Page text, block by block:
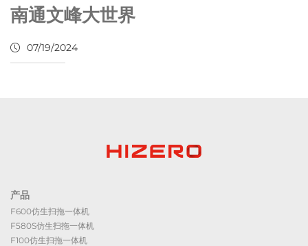
南通文峰大世界
07/19/2024
产品
F600仿生扫拖一体机
F580S仿生扫拖一体机
F100仿生扫拖一体机